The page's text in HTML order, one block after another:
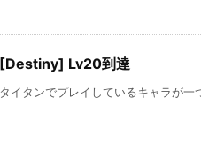
[Destiny] Lv20到達
タイタンでプレイしているキャラが